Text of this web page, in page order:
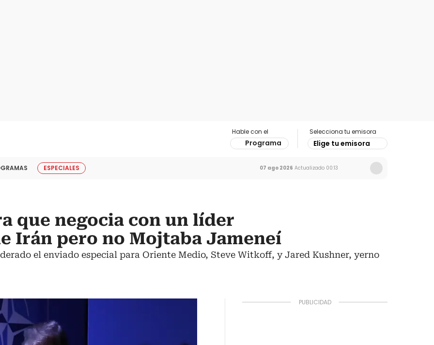
Hable con el
Programa
Selecciona tu emisora
Elige tu emisora
ESPECIALES 07 ago 2026 Actualizado 00:13
que negocia con un líder
Irán pero no Mojtaba Jameneí
el enviado especial para Oriente Medio, Steve Witkoff, y Jared Kushner, yerno